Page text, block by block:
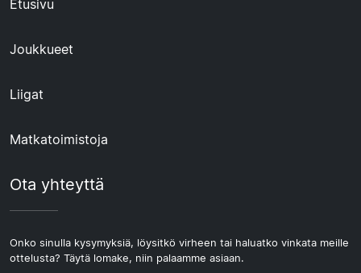
Etusivu
Joukkueet
Liigat
Matkatoimistoja
Ota yhteyttä
Onko sinulla kysymyksiä, löysitkö virheen tai haluatko vinkata meille
ottelusta? Täytä lomake, niin palaamme asiaan.